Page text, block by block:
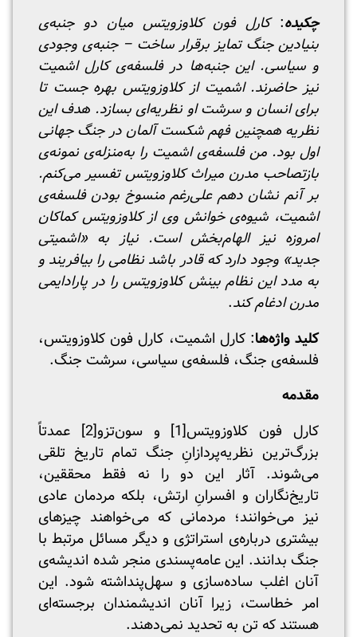
چکیده:کارل فون کلاوزویتس میان دو جنبه‌ی
بنیادین جنگ تمایز برقرار ساخت – جنبه‌ی وجودی
و سیاسی. این جنبه‌ها در فلسفه‌ی کارل اشمیت
نیز حاضرند. اشمیت از کلاوزویتس بهره جست تا
برای انسان و سرشت او نظریه‌ای بسازد. هدف این
نظریه همچنین فهم شکست آلمان در جنگ جهانی
اول بود. من فلسفه‌ی اشمیت را به‌منزله‌ی نمونه‌‌ی
بازتصاحب مدرن میراث کلاوزویتس تفسیر می‌کنم.
بر آنم نشان دهم علی‌رغم منسوخ بودن فلسفه‌ی
اشمیت، شیوه‌ی خوانش وی از کلاوزویتس کماکان
امروزه نیز الهام‌بخش است. نیاز به «اشمیتی
جدید» وجود دارد که قادر باشد نظامی را بیافریند و
به مدد این نظام بینش کلاوزویتس را در پارادایمی
مدرن ادغام کند.
کلید واژه‌ها: کارل اشمیت، کارل فون کلاوزویتس،
فلسفه‌ی جنگ، فلسفه‌ی سیاسی، سرشت جنگ.
مقدمه
کارل فون کلاوزویتس[1] و سون‌تزو[2]
عمدتاً
بزرگ‌ترین نظریه‌پردازانِ جنگ تمام تاریخ تلقی
می‌شوند. آثار این دو را نه فقط محققین،
تاریخ‌نگاران و افسرانِ ارتش، بلکه مردمان عادی
نیز می‌خوانند؛ مردمانی که می‌خواهند چیزهای
بیشتری درباره‌ی استراتژی و دیگر مسائل مرتبط با
جنگ بدانند. این عامه‌پسندی منجر شده اندیشه‌ی
آنان اغلب ساده‌سازی و سهل‌‌پنداشته شود. این
امر خطاست، زیرا آنان اندیشمندان برجسته‌ای
هستند که تن به تحدید نمی‌دهند.